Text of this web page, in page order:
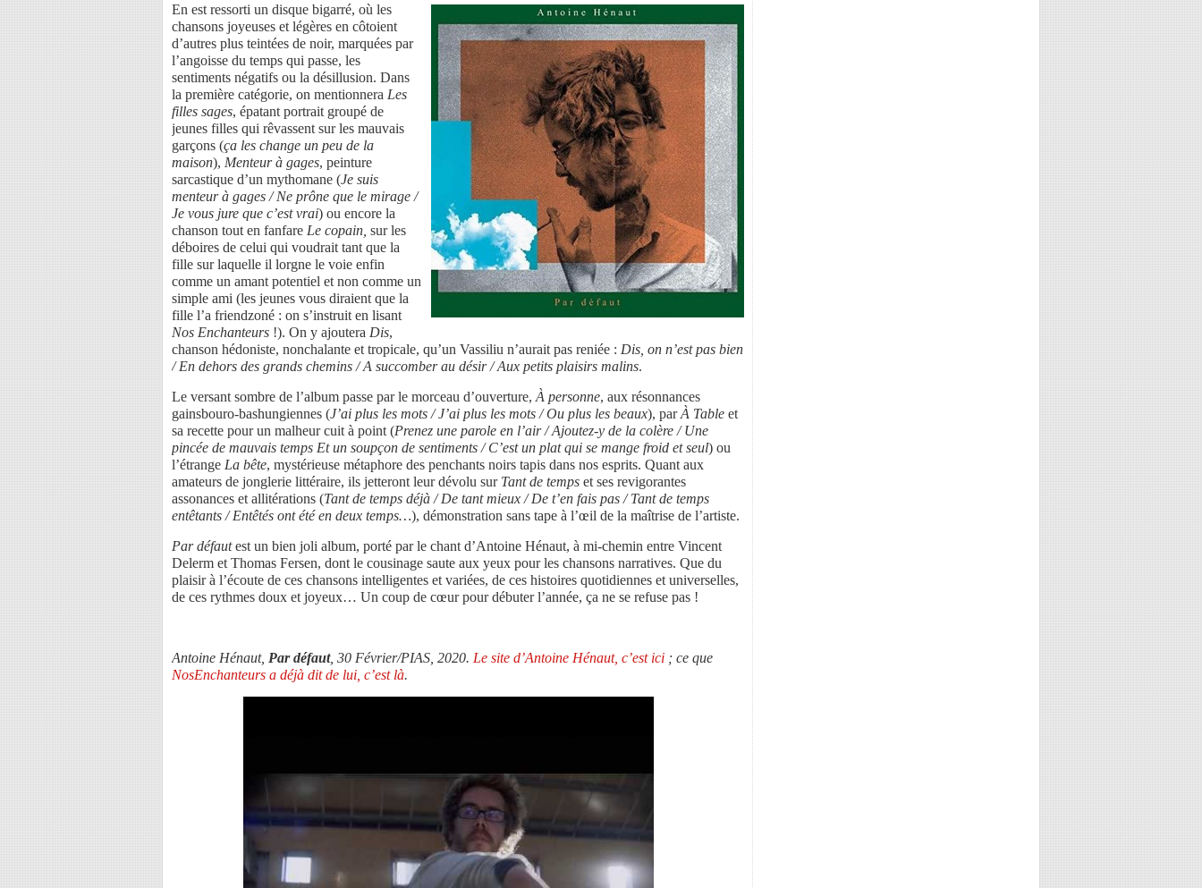
En est ressorti un disque bigarré, où les
chansons joyeuses et légères en côtoient
d’autres plus teintées de noir, marquées par
l’angoisse du temps qui passe, les
sentiments négatifs ou la désillusion. Dans
la première catégorie, on mentionnera Les
filles sages, épatant portrait groupé de
jeunes filles qui rêvassent sur les mauvais
garçons (ça les change un peu de la
maison), Menteur à gages, peinture
sarcastique d’un mythomane (Je suis
menteur à gages / Ne prône que le mirage /
Je vous jure que c’est vrai) ou encore la
chanson tout en fanfare Le copain, sur les
déboires de celui qui voudrait tant que la
fille sur laquelle il lorgne le voie enfin
comme un amant potentiel et non comme un
simple ami (les jeunes vous diraient que la
fille l’a friendzoné : on s’instruit en lisant
Nos Enchanteurs !). On y ajoutera Dis,
chanson hédoniste, nonchalante et tropicale, qu’un Vassiliu n’aurait pas reniée : Dis, on n’est pas bien
/ En dehors des grands chemins / A succomber au désir / Aux petits plaisirs malins.
Le versant sombre de l’album passe par le morceau d’ouverture, À personne, aux résonnances
gainsbouro-bashungiennes (J’ai plus les mots / J’ai plus les mots / Ou plus les beaux), parÀ Table et
sa recette pour un malheur cuit à point (Prenez une parole en l’air / Ajoutez-y de la colère / Une
pincée de mauvais temps Et un soupçon de sentiments / C’est un plat qui se mange froid et seul) ou
l’étrange La bête, mystérieuse métaphore des penchants noirs tapis dans nos esprits. Quant aux
amateurs de jonglerie littéraire, ils jetteront leur dévolu surTant de temps et ses revigorantes
assonances et allitérations (Tant de temps déjà / De tant mieux / De t’en fais pas / Tant de temps
entêtants / Entêtés ont été en deux temps…), démonstration sans tape à l’œil de la maîtrise de l’artiste.
Par défautest un bien joli album, porté par le chant d’Antoine Hénaut, à mi-chemin entre Vincent
Delerm et Thomas Fersen, dont le cousinage saute aux yeux pour les chansons narratives. Que du
plaisir à l’écoute de ces chansons intelligentes et variées, de ces histoires quotidiennes et universelles,
de ces rythmes doux et joyeux… Un coup de cœur pour débuter l’année, ça ne se refuse pas !
Antoine Hénaut, Par défaut, 30 Février/PIAS, 2020. Le site d’Antoine Hénaut, c’est ici ; ce que
NosEnchanteurs a déjà dit de lui, c’est là.